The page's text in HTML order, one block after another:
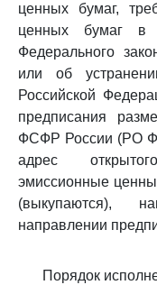
ценных бумаг,
ценных бумаг в
Федерального
или об
Российской
предписания
ФСФР России (РО
адрес
эмиссионные
(выкупаются),
направлении
Порядок